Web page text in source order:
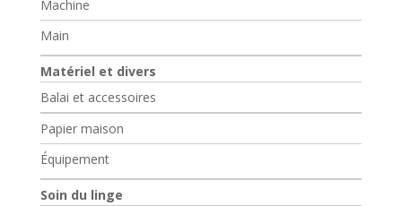
Machine
Main
Matériel et divers
Balai et accessoires
Papier maison
Équipement
Soin du linge